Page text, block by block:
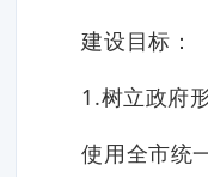
建设目标：
1.树立政府
使用全市统